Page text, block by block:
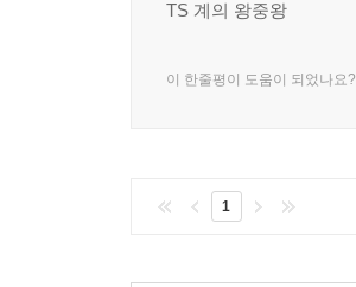
TS 계의 왕중왕
이 한줄평이 도움이 되었나요?
1